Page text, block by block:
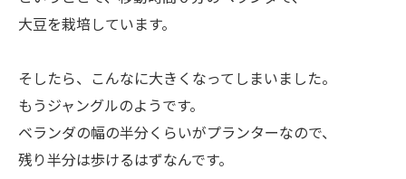
大豆を栽培しています。
ㅤそしたら、こんなに大きくなってしまいました。
もうジャングルのようです。
ベランダの幅の半分くらいがプランターなので、
残り半分は歩けるはずなんです。